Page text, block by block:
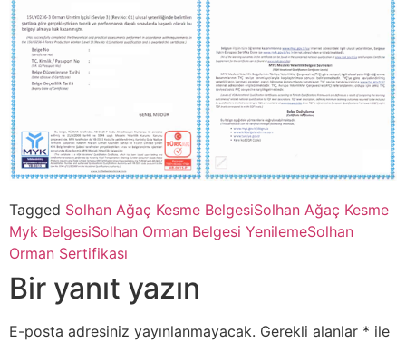
Tagged Solhan Ağaç Kesme BelgesiSolhan Ağaç Kesme
Myk BelgesiSolhan Orman Belgesi YenilemeSolhan
Orman Sertifikası
Bir yanıt yazın
E-posta adresiniz yayınlanmayacak. Gerekli alanlar * ile